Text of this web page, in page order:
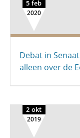
5 feb
2020
Debat in
alleen over de
2 okt
2019